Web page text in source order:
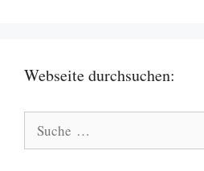
Webseite durchsuchen:
nach: